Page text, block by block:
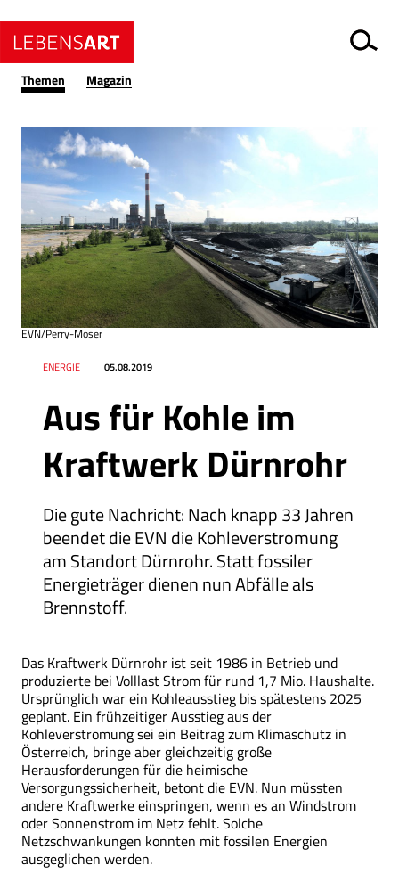
Themen Magazin
Aus für Kohle im
Kraftwerk Dürnrohr
Die gute Nachricht: Nach knapp 33 Jahren
beendet die EVN die Kohleverstromung
am Standort Dürnrohr. Statt fossiler
Energieträger dienen nun Abfälle als
Brennstoff.
Datum 05.08.2019
RessortENERGIE
EVN/Perry-Moser
Das Kraftwerk Dürnrohr ist seit 1986 in Betrieb und
produzierte bei Volllast Strom für rund 1,7 Mio. Haushalte.
Ursprünglich war ein Kohleausstieg bis spätestens 2025
geplant. Ein frühzeitiger Ausstieg aus der
Kohleverstromung sei ein Beitrag zum Klimaschutz in
Österreich, bringe aber gleichzeitig große
Herausforderungen für die heimische
Versorgungssicherheit, betont die EVN. Nun müssten
andere Kraftwerke einspringen, wenn es an Windstrom
oder Sonnenstrom im Netz fehlt. Solche
Netzschwankungen konnten mit fossilen Energien
ausgeglichen werden.